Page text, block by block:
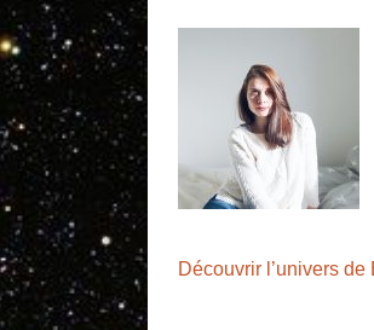
Découvrir l’univers de